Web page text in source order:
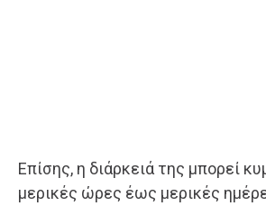
Επίσης, η διάρκειά της μπορεί
μερικές ώρες έως μερικές